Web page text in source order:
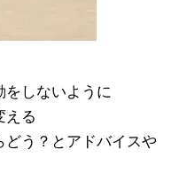
しないように
える
う？とアドバイスや